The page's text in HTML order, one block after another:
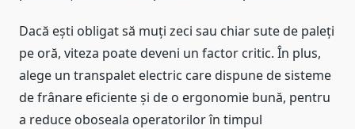
Dacă ești obligat să muți zeci sau chiar sute de paleți
pe oră, viteza poate deveni un factor critic. În plus,
alege un transpalet electric care dispune de sisteme
de frânare eficiente și de o ergonomie bună, pentru
a reduce oboseala operatorilor în timpul